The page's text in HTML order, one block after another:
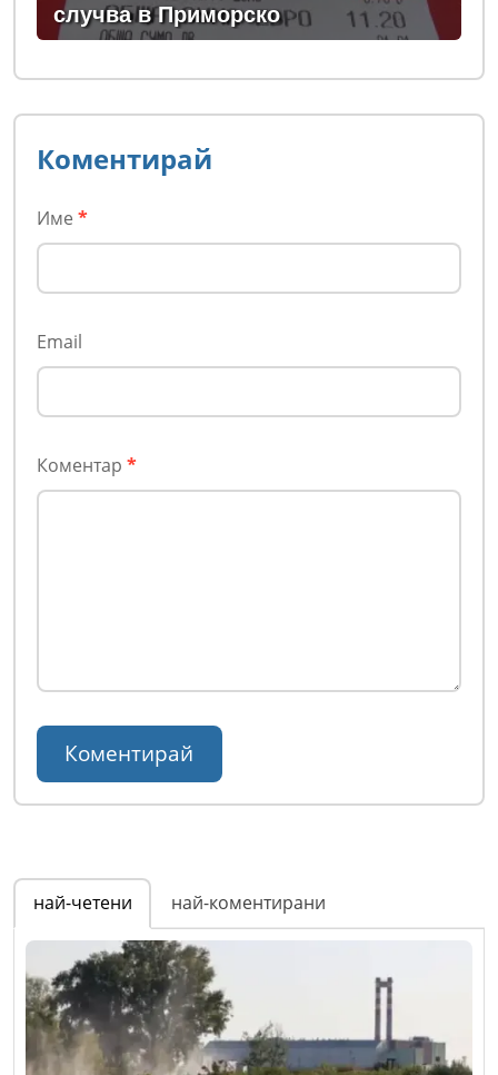
случва в Приморско
Коментирай
Име *
Email
Коментар *
най-четени най-коментирани